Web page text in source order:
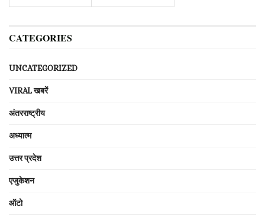
CATEGORIES
UNCATEGORIZED
VIRAL खबरें
अंतरराष्ट्रीय
अध्यात्म
उत्तर प्रदेश
एजुकेशन
ऑटो